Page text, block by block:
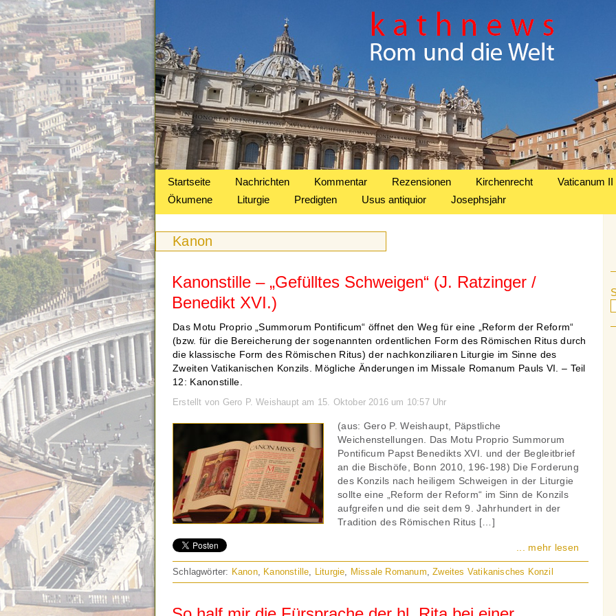
Startseite Nachrichten Kommentar Rezensionen Kirchenrecht Vaticanum II
Ökumene
Liturgie Predigten Usus antiquior Josephsjahr
Kanon
Kanonstille – „Gefülltes Schweigen“ (J. Ratzinger /
Benedikt XVI.)
Das Motu Proprio „Summorum Pontificum“ öffnet den Weg für eine „Reform der Reform“
(bzw. für die Bereicherung der sogenannten ordentlichen Form des Römischen Ritus durch
die klassische Form des Römischen Ritus) der nachkonziliaren Liturgie im Sinne des
Zweiten Vatikanischen Konzils. Mögliche Änderungen im Missale Romanum Pauls VI. – Teil
12: Kanonstille.
Erstellt von Gero P. Weishaupt am 15. Oktober 2016 um 10:57 Uhr
(aus: Gero P. Weishaupt, Päpstliche
Weichenstellungen. Das Motu Proprio Summorum
Pontificum Papst Benedikts XVI. und der Begleitbrief
an die Bischöfe, Bonn 2010, 196-198) Die Forderung
des Konzils nach heiligem Schweigen in der Liturgie
sollte eine „Reform der Reform“ im Sinn de Konzils
aufgreifen und die seit dem 9. Jahrhundert in der
Tradition des Römischen Ritus […]
... mehr lesen
Schlagwörter: Kanon, Kanonstille, Liturgie, Missale Romanum,Zweites Vatikanisches Konzil